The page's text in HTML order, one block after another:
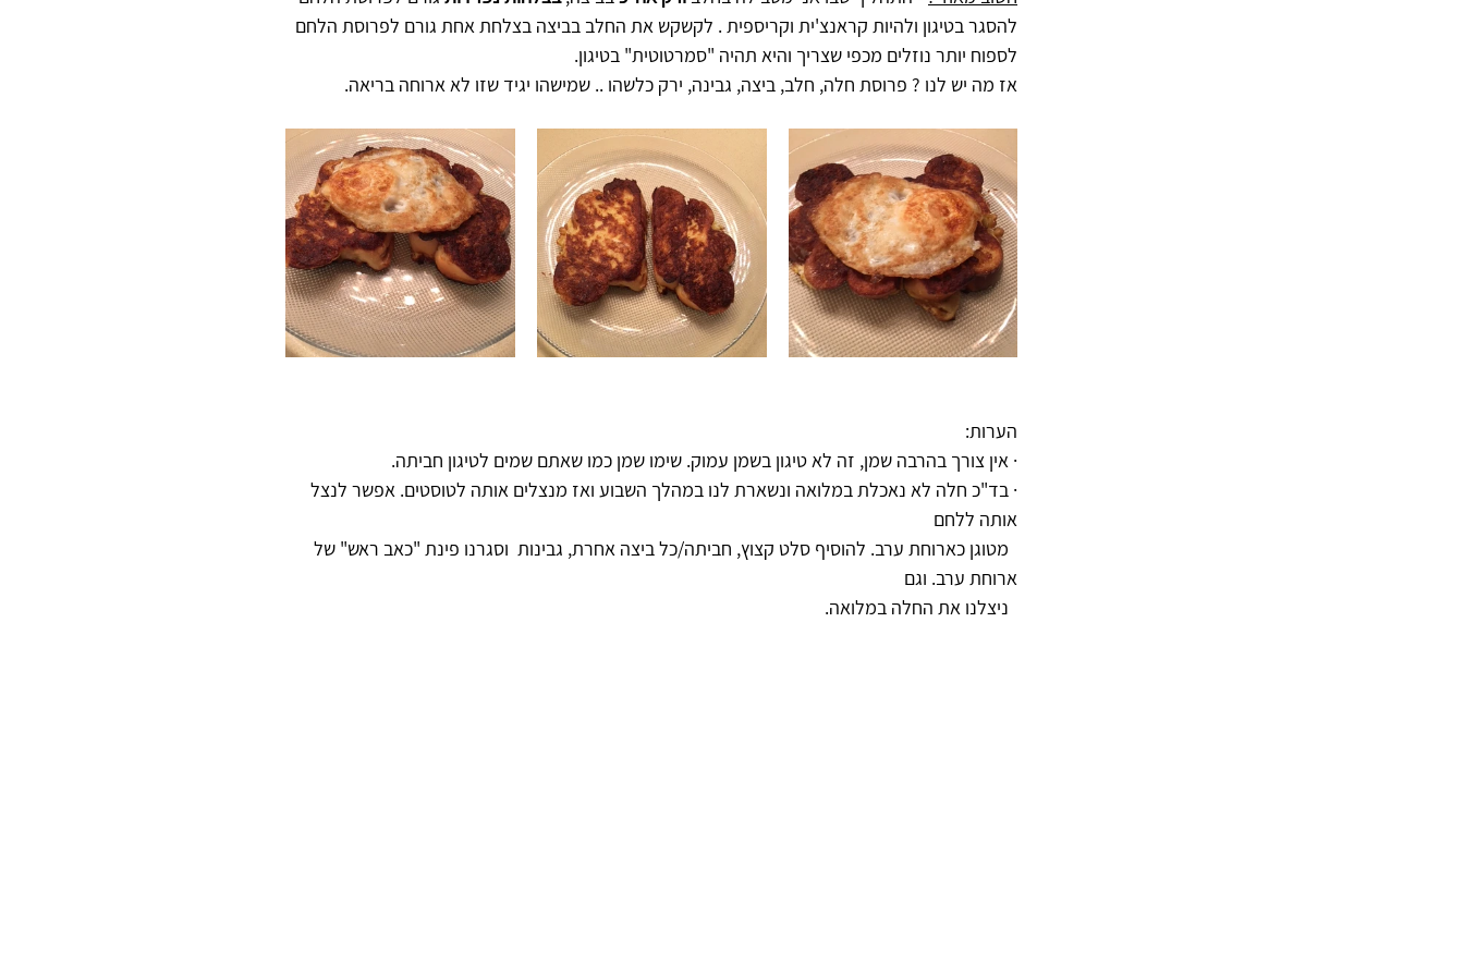
להסגר בטיגון ולהיות קראנצ'ית וקריספית . לקשקש את החלב בביצה בצלחת אחת גורם לפרוסת הלחם
לספוח יותר נוזלים מכפי שצריך והיא תהיה "סמרטוטית" בטיגון.
אז מה יש לנו ? פרוסת חלה, חלב, ביצה, גבינה, ירק כלשהו .. שמישהו יגיד שזו לא ארוחה בריאה.
הערות:
· אין צורך בהרבה שמן, זה לא טיגון בשמן עמוק. שימו שמן כמו שאתם שמים לטיגון חביתה.
· בד"כ חלה לא נאכלת במלואה ונשארת לנו במהלך השבוע ואז מנצלים אותה לטוסטים. אפשר לנצל
אותה ללחם
  מטוגן כארוחת ערב. להוסיף סלט קצוץ, חביתה/כל ביצה אחרת, גבינות  וסגרנו פינת "כאב ראש" של
ארוחת ערב. וגם